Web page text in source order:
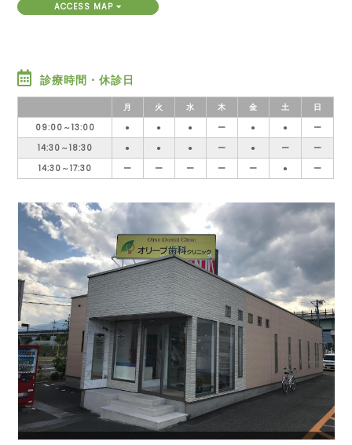
ACCESS MAP
診療時間・休診日
月 火 水 木 金 土
日
09:00～13:00
● ● ● ー ● ●
ー
14:30～18:30
● ● ● ー ● ー
ー
14:30～17:30
ー ー ー ー ー ● ー